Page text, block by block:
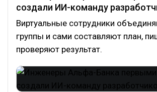
создали ИИ-команду
Виртуальные сотрудники
группы и сами составляют план,
проверяют результат.